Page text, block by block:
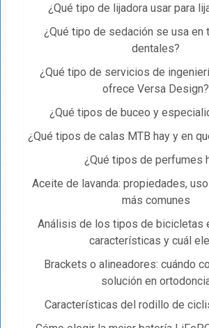
¿Qué tipo de lijadora usar para
¿Qué tipo de sedación se usa en
dentales?
¿Qué tipo de servicios de
ofrece Versa Design?
¿Qué tipos de buceo y
¿Qué tipos de calas MTB hay y en
¿Qué tipos de perfumes
Aceite de lavanda: propiedades,
más comunes
Análisis de los tipos de bicicletas
características y cuál
Brackets o alineadores: cuándo
solución en
Características del rodillo de